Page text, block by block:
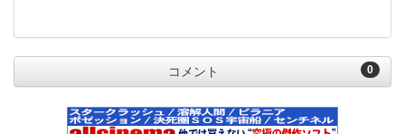
0
コメント